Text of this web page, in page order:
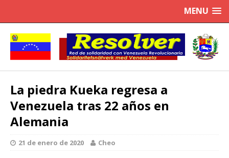
MENU
La piedra Kueka regresa a
Venezuela tras 22 años en
Alemania
21 de enero de 2020 Cheo